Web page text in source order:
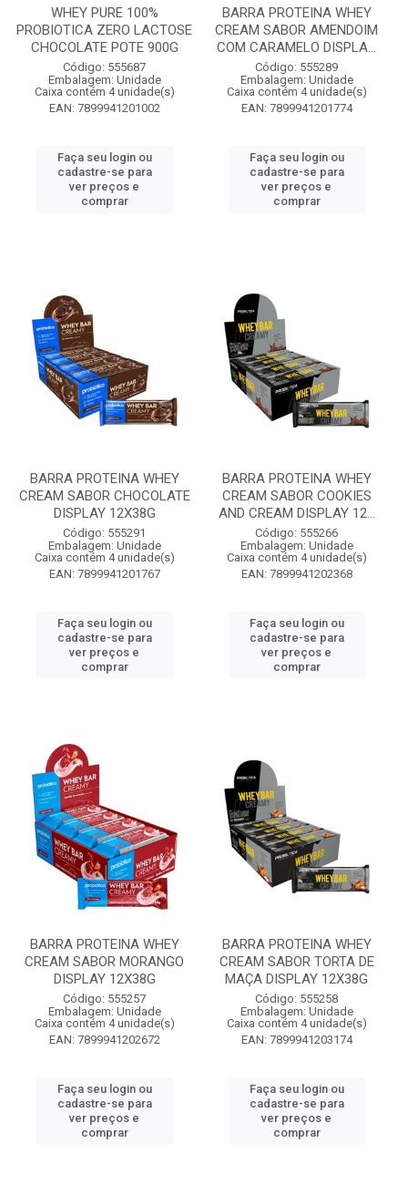
WHEY PURE 100%
PROBIOTICA ZERO LACTOSE
CHOCOLATE POTE 900G
Código: 555687
Embalagem: Unidade
Caixa contém 4 unidade(s)
EAN: 7899941201002
Faça seu login ou
cadastre-se para
ver preços e
comprar
BARRA PROTEINA WHEY
CREAM SABOR AMENDOIM
COM CARAMELO DISPLA...
Código: 555289
Embalagem: Unidade
Caixa contém 4 unidade(s)
EAN: 7899941201774
Faça seu login ou
cadastre-se para
ver preços e
comprar
BARRA PROTEINA WHEY
CREAM SABOR CHOCOLATE
DISPLAY 12X38G
Código: 555291
Embalagem: Unidade
Caixa contém 4 unidade(s)
EAN: 7899941201767
Faça seu login ou
cadastre-se para
ver preços e
comprar
BARRA PROTEINA WHEY
CREAM SABOR COOKIES
AND CREAM DISPLAY 12...
Código: 555266
Embalagem: Unidade
Caixa contém 4 unidade(s)
EAN: 7899941202368
Faça seu login ou
cadastre-se para
ver preços e
comprar
BARRA PROTEINA WHEY
CREAM SABOR MORANGO
DISPLAY 12X38G
Código: 555257
Embalagem: Unidade
Caixa contém 4 unidade(s)
EAN: 7899941202672
Faça seu login ou
cadastre-se para
ver preços e
comprar
BARRA PROTEINA WHEY
CREAM SABOR TORTA DE
MAÇA DISPLAY 12X38G
Código: 555258
Embalagem: Unidade
Caixa contém 4 unidade(s)
EAN: 7899941203174
Faça seu login ou
cadastre-se para
ver preços e
comprar